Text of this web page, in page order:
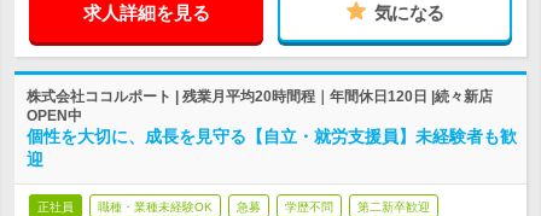
求人詳細を見る 気になる
株式会社ココルポート | 残業月平均20時間程｜年間休日120日 |続々新店
OPEN中
個性を大切に、成長を見守る【自立・就労支援員】未経験者も歓
迎
正社員 職種・業種未経験OK 急募 学歴不問 第二新卒歓迎